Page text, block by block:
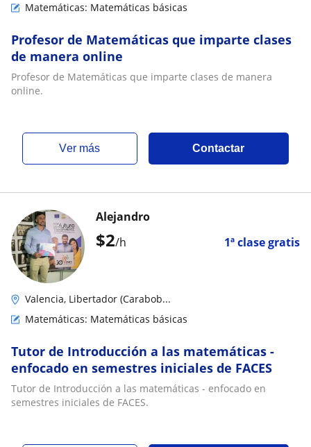
Matemáticas: Matemáticas básicas
Profesor de Matemáticas que imparte clases
de manera online
Profesor de Matemáticas que imparte clases de manera
online.
ver más Contactar
$2/h 1ª clase gratis
Alejandro
Valencia, Libertador (Carabob...
Matemáticas: Matemáticas básicas
Tutor de Introducción a las matemáticas -
enfocado en semestres iniciales de FACES
Tutor de Introducción a las matemáticas - enfocado en
semestres iniciales de FACES.